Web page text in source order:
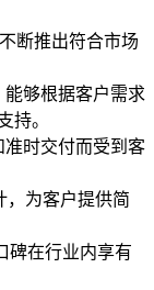
断推出符合市场
能够根据客户需求
持。
准时交付而受到客
，为客户提供简
碑在行业内享有